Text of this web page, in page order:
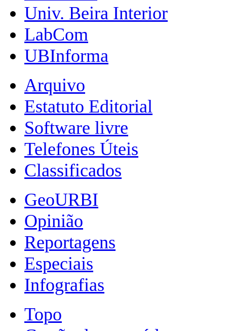
Univ. Beira Interior
LabCom
UBInforma
Arquivo
Estatuto Editorial
Software livre
Telefones Úteis
Classificados
GeoURBI
Opinião
Reportagens
Especiais
Infografias
Topo